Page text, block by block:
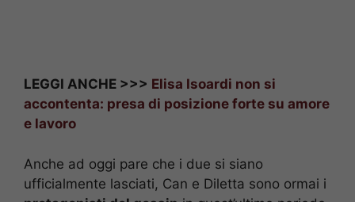
LEGGI ANCHE >>> Elisa Isoardi non si
accontenta: presa di posizione forte su amore
e lavoro
Anche ad oggi pare che i due si siano
ufficialmente lasciati, Can e Diletta sono ormai i